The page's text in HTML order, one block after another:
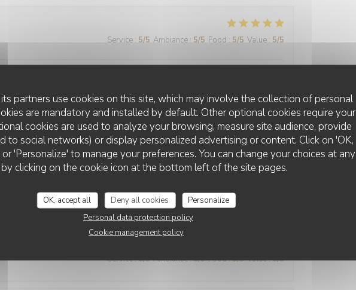
partners use cookies on this site, which may involve the collection of personal
are mandatory and installed by default. Other optional cookies require your
cookies are used to analyze your browsing, measure site audience, provide
to social networks) or display personalized advertising or content. Click on 'OK,
'Personalize' to manage your preferences. You can change your choices at any
clicking on the cookie icon at the bottom left of the site pages.
OK, accept all Deny all cookies
Personalize
Personal data protection policy
Cookie management policy
Service : 5/5 Ambiance : 5/5 Food : 5/5 Value : 5/5
plats étaient délicieux. Rien à redire en ce qui concerne le service.
Service:5 /5 Ambiance:5 /5 Food:5/5 Value: 5/5
Service:5/5 Ambiance:5/5 Food:5/5 Value:5/5